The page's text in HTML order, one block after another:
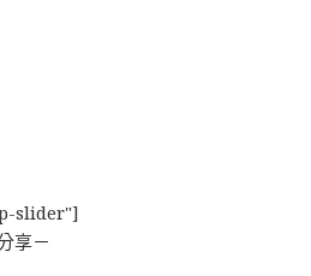
slider"]
享－